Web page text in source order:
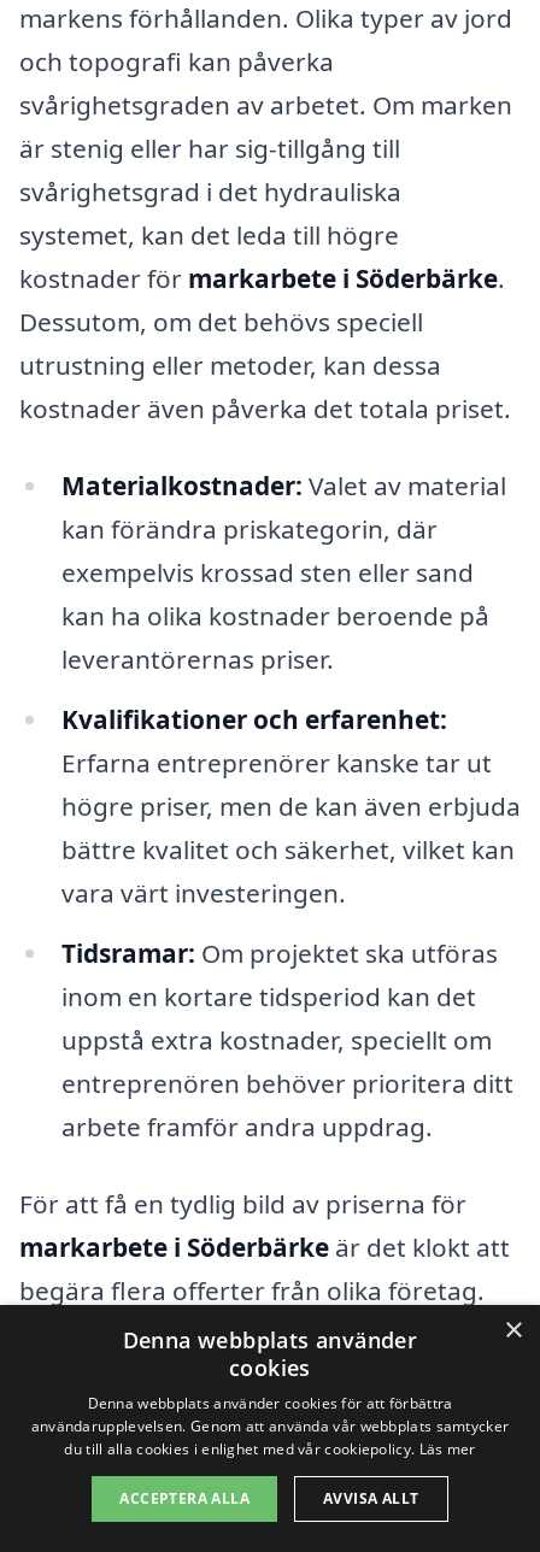
markens förhållanden. Olika typer av jord
och topografi kan påverka
svårighetsgraden av arbetet. Om marken
är stenig eller har sig-tillgång till
svårighetsgrad i det hydrauliska
systemet, kan det leda till högre
kostnader för markarbete i Söderbärke.
Dessutom, om det behövs speciell
utrustning eller metoder, kan dessa
kostnader även påverka det totala priset.
Materialkostnader: Valet av material
kan förändra priskategorin, där
exempelvis krossad sten eller sand
kan ha olika kostnader beroende på
leverantörernas priser.
Kvalifikationer och erfarenhet:
Erfarna entreprenörer kanske tar ut
högre priser, men de kan även erbjuda
bättre kvalitet och säkerhet, vilket kan
vara värt investeringen.
Tidsramar: Om projektet ska utföras
inom en kortare tidsperiod kan det
uppstå extra kostnader, speciellt om
entreprenören behöver prioritera ditt
arbete framför andra uppdrag.
För att få en tydlig bild av priserna för
markarbete i Söderbärke är det klokt att
begära flera offerter från olika företag.
Detta ger dig en bättre förståelse för vad
som är rimligt och ger dig möjlighet att
jämföra tjänster och priser direkt. Det är
också rekommenderat att fråga om
referenser från tidigare kunder, vilket kan
×
Denna webbplats använder
cookies
Denna webbplats använder cookies för att förbättra
användarupplevelsen. Genom att använda vår webbplats samtycker
du till alla cookies i enlighet med vår cookiepolicy. Läs mer
ACCEPTERA ALLA AVVISA ALLT